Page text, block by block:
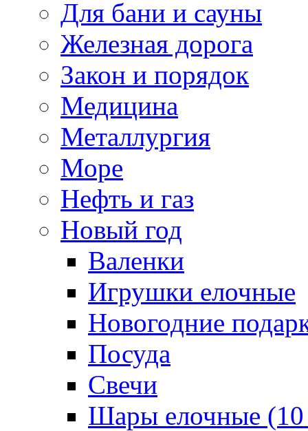
Для бани и сауны
Железная дорога
Закон и порядок
Медицина
Металлургия
Море
Нефть и газ
Новый год
Валенки
Игрушки елочные
Новогодние
Посуда
Свечи
Шары елочные